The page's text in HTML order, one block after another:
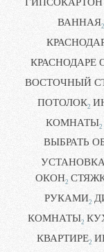
ВАННАЯ2
КРАСНОДАРЕ
ВОСТОЧНЫЙ
ПОТОЛОК2
КОМНАТЫ2
ВЫБРАТЬ
ОКОН2
РУКАМИ2
КОМНАТЫ2
КВАРТИРЕ2